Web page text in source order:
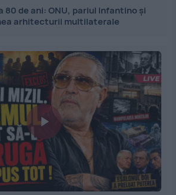
80 de ani: ONU, pariul Infantino și
arhitecturii multilaterale